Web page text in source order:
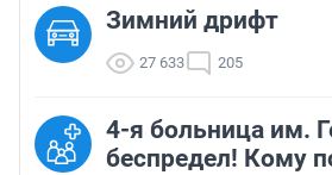
Зимний дрифт
27 633 205
4-я больница им.
беспредел! Кому